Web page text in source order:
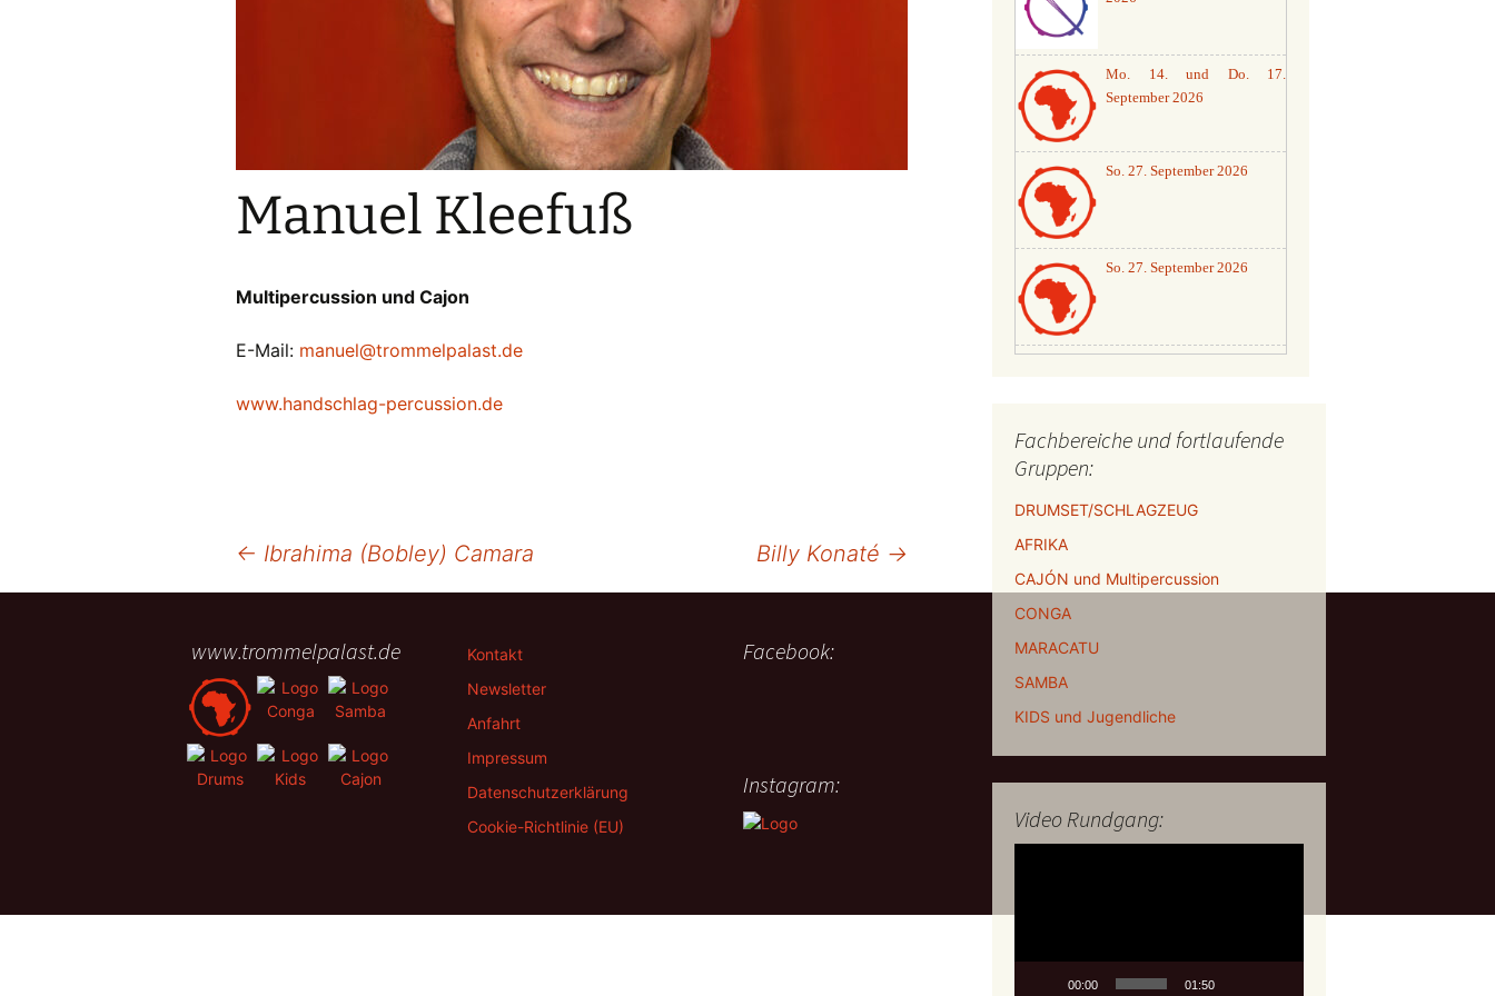
Manuel Kleefuß
Multipercussion und Cajon
E-Mail: manuel@trommelpalast.de
www.handschlag-percussion.de
Beitragsnavigation
← Ibrahima (Bobley) Camara Billy Konaté →
Mo. 14. und Do. 17.
September 2026
So. 27. September 2026
So. 27. September 2026
Fachbereiche und fortlaufende
Gruppen:
DRUMSET/SCHLAGZEUG
AFRIKA
CAJÓN und Multipercussion
CONGA
MARACATU
SAMBA
KIDS und Jugendliche
Video Rundgang:
00:00 01:50
www.trommelpalast.de
Kontakt
Newsletter
Anfahrt
Impressum
Datenschutzerklärung
Cookie-Richtlinie (EU)
Facebook:
Instagram: